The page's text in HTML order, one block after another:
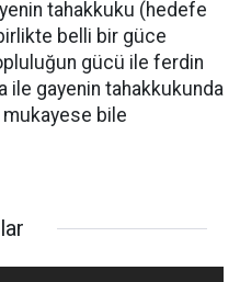
tahakkuku (hedefe
belli bir güce
gücü ile ferdin
ile gayenin tahakkukunda
bile